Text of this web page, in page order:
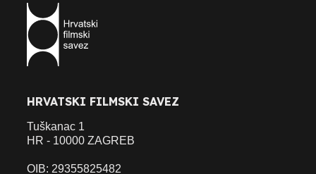
HRVATSKI FILMSKI SAVEZ
Tuškanac 1
HR - 10000 ZAGREB
OIB: 29355825482